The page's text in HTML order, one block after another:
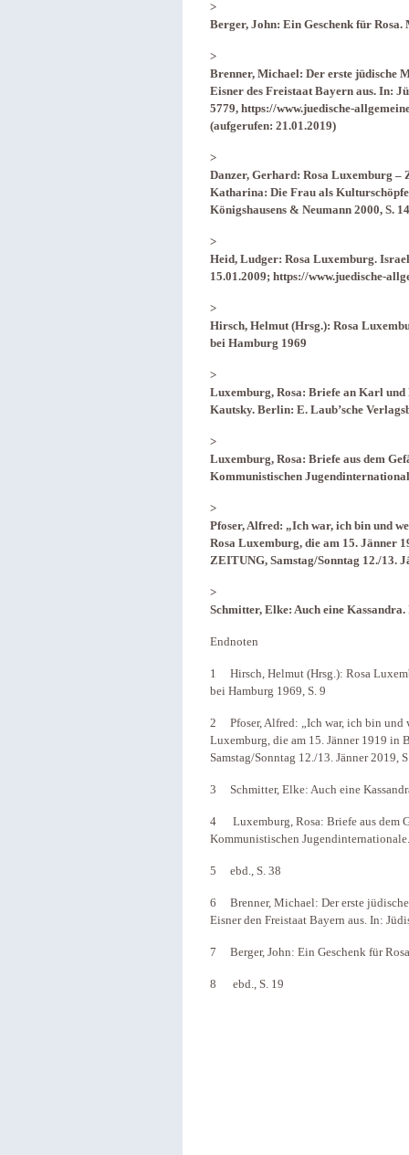
>
Berger, John: Ein Geschenk für
>
Brenner, Michael: Der erste jüdische
Eisner des Freistaat Bayern aus. In:
5779, https://www.juedische-
(aufgerufen: 21.01.2019)
>
Danzer, Gerhard: Rosa Luxemburg –
Katharina: Die Frau als
Königshausens & Neumann 2000, S.
>
Heid, Ludger: Rosa Luxemburg.
15.01.2009; https://www.juedische-
>
Hirsch, Helmut (Hrsg.): Rosa
bei Hamburg 1969
>
Luxemburg, Rosa: Briefe an Karl und
Kautsky. Berlin: E. Laub’sche
>
Luxemburg, Rosa: Briefe aus dem
Kommunistischen
>
Pfoser, Alfred: „Ich war, ich bin und
Rosa Luxemburg, die am 15. Jänner
ZEITUNG, Samstag/Sonntag 12./13.
>
Schmitter, Elke: Auch eine
Endnoten
1 Hirsch, Helmut (Hrsg.): Rosa
bei Hamburg 1969, S. 9
2 Pfoser, Alfred: „Ich war, ich bin und
Luxemburg, die am 15. Jänner 1919 in
Samstag/Sonntag 12./13. Jänner 2019,
3 Schmitter, Elke: Auch eine
4 Luxemburg, Rosa: Briefe aus dem
Kommunistischen
5 ebd., S. 38
6 Brenner, Michael: Der erste
Eisner den Freistaat Bayern aus. In:
7 Berger, John: Ein Geschenk für
8 ebd., S. 19